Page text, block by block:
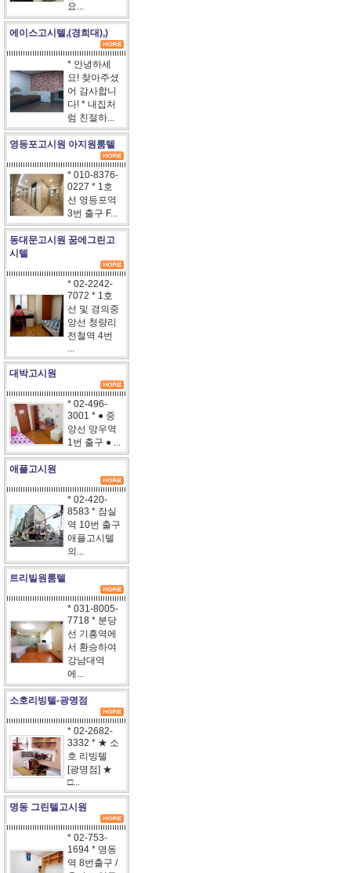
요...
에이스고시텔,(경희대),)
* 안녕하세
요! 찾아주셨
어 감사합니
다! * 내집처
럼 친절하...
영등포고시원 아지원룸텔
* 010-8376-
0227 * 1호
선 영등포역
3번 출구 F...
동대문고시원 꿈에그린고
시텔
* 02-2242-
7072 * 1호
선 및 경의중
앙선 청량리
전철역 4번
...
대박고시원
* 02-496-
3001 * ● 중
앙선 망우역
1번 출구 ● ...
애플고시원
* 02-420-
8583 * 잠실
역 10번 출구
애플고시텔
의...
트리빌원룸텔
* 031-8005-
7718 * 분당
선 기흥역에
서 환승하여
강남대역
에...
소호리빙텔-광명점
* 02-2682-
3332 * ★ 소
호 리빙텔
[광명점] ★
□...
명동 그린텔고시원
* 02-753-
1694 * 명동
역 8번출구 /